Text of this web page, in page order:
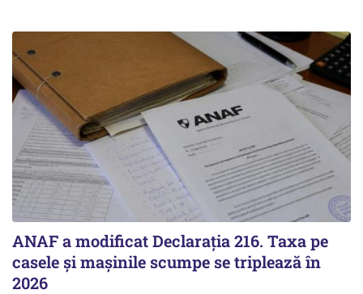
ANAF a modificat Declarația 216. Taxa pe
casele și mașinile scumpe se triplează în
2026